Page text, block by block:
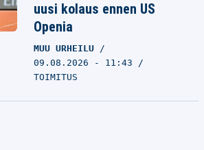
uusi kolaus ennen US
Openia
MUU URHEILU
09.08.2026 - 11:43
TOIMITUS